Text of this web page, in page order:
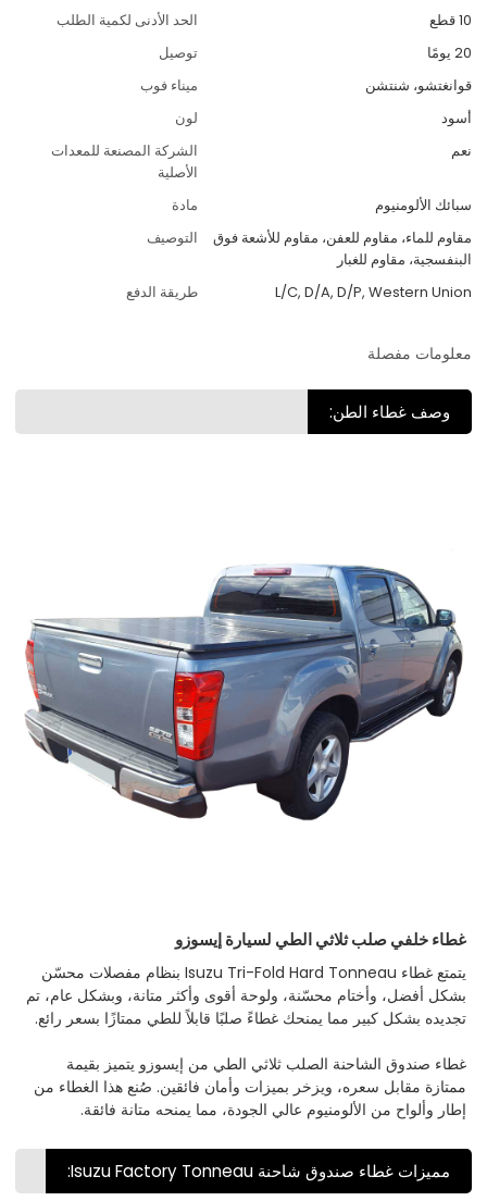
الحد الأدنى لكمية الطلب
10 قطع
توصيل
20 يومًا
ميناء فوب
قوانغتشو، شنتشن
لون
أسود
الشركة المصنعة للمعدات
الأصلية
نعم
مادة
سبائك الألومنيوم
التوصيف
مقاوم للماء، مقاوم للعفن، مقاوم للأشعة فوق
البنفسجية، مقاوم للغبار
طريقة الدفع
L/C, D/A, D/P, Western Union
معلومات مفصلة
وصف غطاء الطن:
غطاء خلفي صلب ثلاثي الطي لسيارة إيسوزو
يتمتع غطاء Isuzu Tri-Fold Hard Tonneau بنظام مفصلات محسّن
بشكل أفضل، وأختام محسّنة، ولوحة أقوى وأكثر متانة، وبشكل عام، تم
تجديده بشكل كبير مما يمنحك غطاءً صلبًا قابلاً للطي ممتازًا بسعر رائع.
غطاء صندوق الشاحنة الصلب ثلاثي الطي من إيسوزو يتميز بقيمة
ممتازة مقابل سعره، ويزخر بميزات وأمان فائقين. صُنع هذا الغطاء من
إطار وألواح من الألومنيوم عالي الجودة، مما يمنحه متانة فائقة.
مميزات غطاء صندوق شاحنة Isuzu Factory Tonneau: